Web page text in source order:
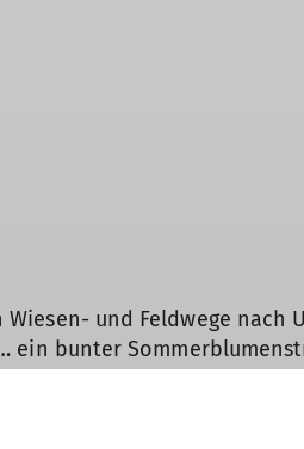
und Feldwege nach
ein bunter